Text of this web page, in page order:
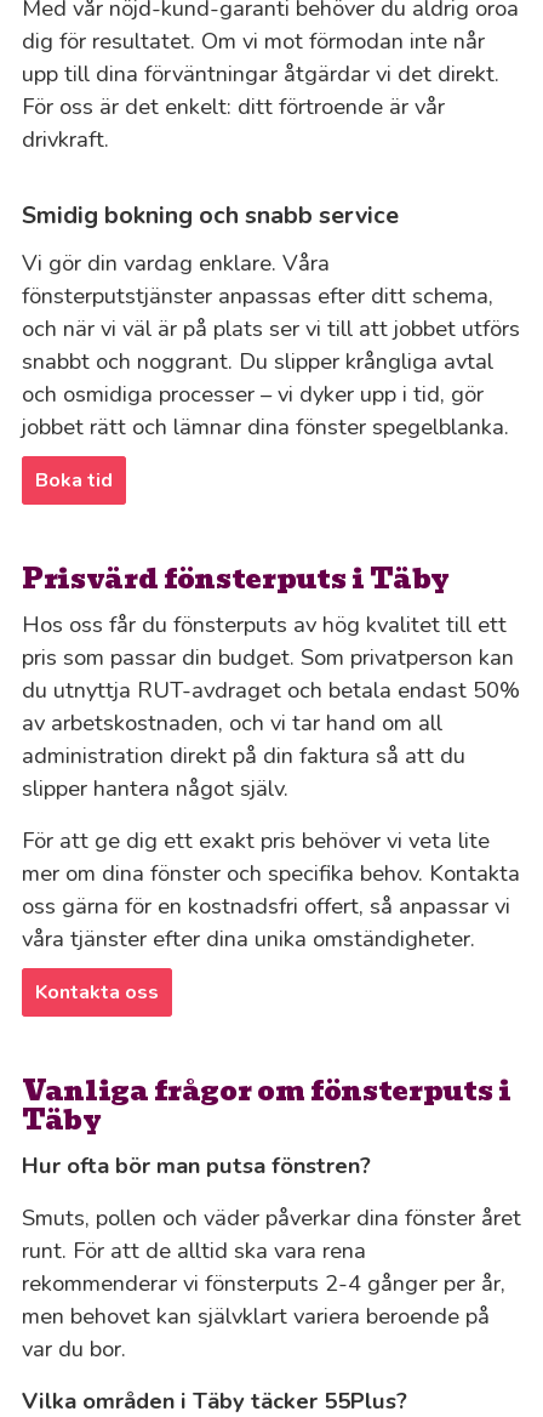
Med vår nöjd-kund-garanti behöver du aldrig oroa
dig för resultatet. Om vi mot förmodan inte når
upp till dina förväntningar åtgärdar vi det direkt.
För oss är det enkelt: ditt förtroende är vår
drivkraft.
Smidig bokning och snabb service
Vi gör din vardag enklare. Våra
fönsterputstjänster anpassas efter ditt schema,
och när vi väl är på plats ser vi till att jobbet utförs
snabbt och noggrant. Du slipper krångliga avtal
och osmidiga processer – vi dyker upp i tid, gör
jobbet rätt och lämnar dina fönster spegelblanka.
Boka tid
Prisvärd fönsterputs i Täby
Hos oss får du fönsterputs av hög kvalitet till ett
pris som passar din budget. Som privatperson kan
du utnyttja RUT-avdraget och betala endast 50%
av arbetskostnaden, och vi tar hand om all
administration direkt på din faktura så att du
slipper hantera något själv.
För att ge dig ett exakt pris behöver vi veta lite
mer om dina fönster och specifika behov. Kontakta
oss gärna för en kostnadsfri offert, så anpassar vi
våra tjänster efter dina unika omständigheter.
Kontakta oss
Vanliga frågor om fönsterputs i
Täby
Hur ofta bör man putsa fönstren?
Smuts, pollen och väder påverkar dina fönster året
runt. För att de alltid ska vara rena
rekommenderar vi fönsterputs 2-4 gånger per år,
men behovet kan självklart variera beroende på
var du bor.
Vilka områden i Täby täcker 55Plus?